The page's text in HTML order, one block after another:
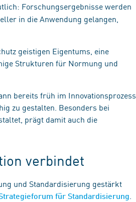
Forschungsergebnisse werden
in die Anwendung gelangen,
geistigen Eigentums, eine
Strukturen für Normung und
bereits früh im Innovationsprozess
zu gestalten. Besonders bei
prägt damit auch die
verbindet
und Standardisierung gestärkt
für Standardisierung